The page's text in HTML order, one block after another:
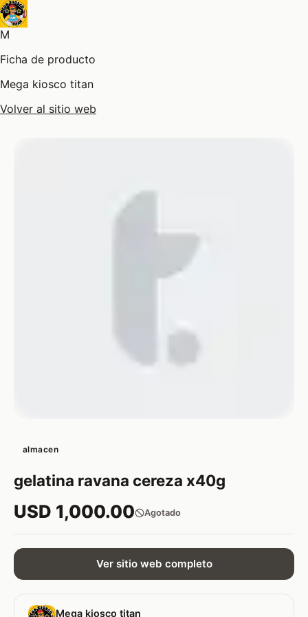
M
Ficha de producto
Mega kiosco titan
Volver al sitio web
almacen
gelatina ravana cereza x40g
USD 1,000.00 Agotado
Ver sitio web completo
Mega kiosco titan